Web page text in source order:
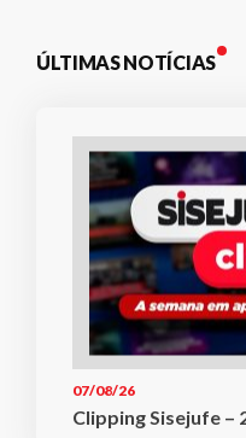
ÚLTIMAS NOTÍCIAS
07/08/26
Clipping Sisejufe –